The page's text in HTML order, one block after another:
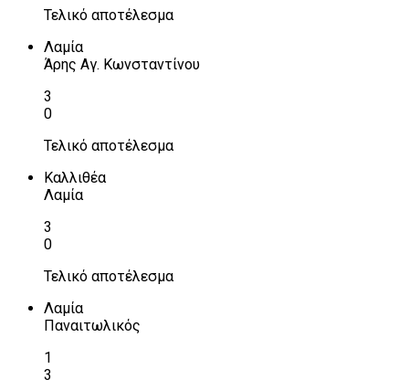
Τελικό αποτέλεσμα
Λαμία
Άρης Αγ. Κωνσταντίνου
3
0
Τελικό αποτέλεσμα
Καλλιθέα
Λαμία
3
0
Τελικό αποτέλεσμα
Λαμία
Παναιτωλικός
1
3